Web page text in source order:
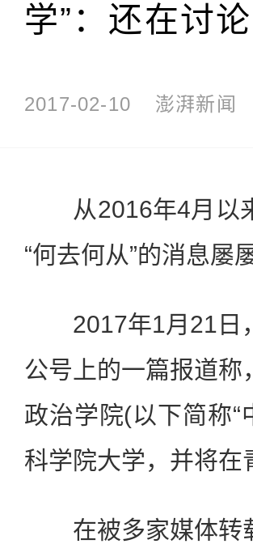
学”：还在讨论
2017-02-10 澎湃新闻
从2016年4月以来
“何去何从”的消息屡
2017年1月21日，
公号上的一篇报道称
政治学院(以下简称“
科学院大学，并将在
在被多家媒体转